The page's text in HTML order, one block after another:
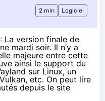
2 min Logiciel
: La version finale de
mardi soir. Il n’y a
majeure entre cette
ainsi le support du
sur Linux, un
etc. On peut lire
depuis le site